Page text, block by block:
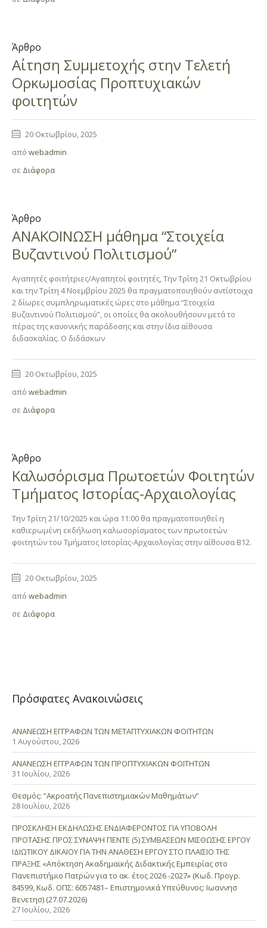
Άρθρο
Αίτηση Συμμετοχής στην Τελετή
Ορκωμοσίας Προπτυχιακών
φοιτητών
20 Οκτωβρίου, 2025
από webadmin
σε Διάφορα
Άρθρο
ΑΝΑΚΟΙΝΩΣΗ μάθημα “Στοιχεία
Βυζαντινού Πολιτισμού”
Αγαπητές φοιτήτριες/Αγαπητοί φοιτητές, Την Τρίτη 21 Οκτωβρίου
και την Τρίτη 4 Νοεμβρίου 2025 θα πραγματοποιηθούν αντίστοιχα
2 δίωρες συμπληρωματικές ώρες στο μάθημα “Στοιχεία
Βυζαντινού Πολιτισμού”, οι οποίες θα ακολουθήσουν μετά το
πέρας της κανονικής παράδοσης και στην ίδια αίθουσα
διδασκαλίας. Ο διδάσκων
20 Οκτωβρίου, 2025
από webadmin
σε Διάφορα
Άρθρο
Καλωσόρισμα Πρωτοετών Φοιτητών
Τμήματος Ιστορίας-Αρχαιολογίας
Την Τρίτη 21/10/2025 και ώρα 11:00 θα πραγματοποιηθεί η
καθιερωμένη εκδήλωση καλωσορίσματος των πρωτοετών
φοιτητών του Τμήματος Ιστορίας-Αρχαιολογίας στην αίθουσα Β12.
20 Οκτωβρίου, 2025
από webadmin
σε Διάφορα
Πρόσφατες Ανακοινώσεις
ΑΝΑΝΕΩΣΗ ΕΓΓΡΑΦΩΝ ΤΩΝ ΜΕΤΑΠΤΥΧΙΑΚΩΝ ΦΟΙΤΗΤΩΝ
1 Αυγούστου, 2026
ΑΝΑΝΕΩΣΗ ΕΓΓΡΑΦΩΝ ΤΩΝ ΠΡΟΠΤΥΧΙΑΚΩΝ ΦΟΙΤΗΤΩΝ
31 Ιουλίου, 2026
Θεσμός: “Ακροατής Πανεπιστημιακών Μαθημάτων”
28 Ιουλίου, 2026
ΠΡΟΣΚΛΗΣΗ ΕΚΔΗΛΩΣΗΣ ΕΝΔΙΑΦΕΡΟΝΤΟΣ ΓΙΑ ΥΠΟΒΟΛΗ
ΠΡΟΤΑΣΗΣ ΠΡΟΣ ΣΥΝΑΨΗ ΠΕΝΤΕ (5) ΣΥΜΒΑΣΕΩΝ ΜΙΣΘΩΣΗΣ ΕΡΓΟΥ
ΙΔΙΩΤΙΚΟΥ ΔΙΚΑΙΟΥ ΓΙΑ ΤΗΝ ΑΝΑΘΕΣΗ ΕΡΓΟΥ ΣΤΟ ΠΛΑΙΣΙΟ ΤΗΣ
ΠΡΑΞΗΣ «Απόκτηση Ακαδημαϊκής Διδακτικής Εμπειρίας στο
Πανεπιστήμιο Πατρών για το ακ. έτος 2026 -2027» (Κωδ. Προγρ.
84599, Κωδ. ΟΠΣ: 6057481– Επιστημονικά Υπεύθυνος: Ιωαννησ
Βενετησ) (27.07.2026)
27 Ιουλίου, 2026